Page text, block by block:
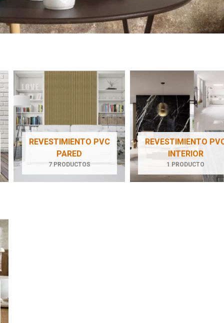
REVESTIMIENTO PVC
PARED
7 PRODUCTOS
REVESTIMIENTO
INTERIOR
1 PRODUCTO